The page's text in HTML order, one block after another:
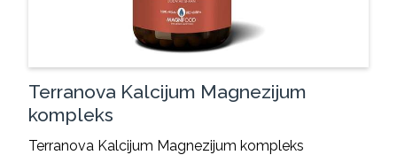
Terranova Kalcijum Magnezijum
kompleks
Terranova Kalcijum Magnezijum kompleks